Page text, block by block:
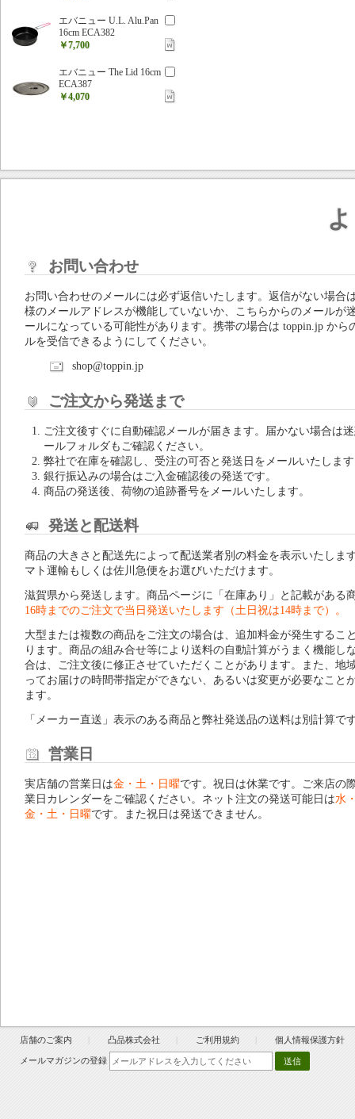
エバニュー U.L. Alu.Pan
16cm ECA382
￥7,700
エバニュー The Lid 16cm
ECA387
￥4,070
お問い合わせ
お問い合わせのメールには必ず返信いたします。返信がない場合
様のメールアドレスが機能していないか、こちらからのメールが
ールになっている可能性があります。携帯の場合は toppin.jp から
ルを受信できるようにしてください。
shop@toppin.jp
ご注文から発送まで
ご注文後すぐに自動確認メールが届きます。届かない場合は
ールフォルダもご確認ください。
弊社で在庫を確認し、受注の可否と発送日をメールいたしま
銀行振込みの場合はご入金確認後の発送です。
商品の発送後、荷物の追跡番号をメールいたします。
発送と配送料
商品の大きさと配送先によって配送業者別の料金を表示いたしま
マト運輸もしくは佐川急便をお選びいただけます。
滋賀県から発送します。商品ページに「在庫あり」と記載がある
16時までのご注文で当日発送いたします（土日祝は14時まで）。
大型または複数の商品をご注文の場合は、追加料金が発生するこ
ります。商品の組み合せ等により送料の自動計算がうまく機能し
合は、ご注文後に修正させていただくことがあります。また、地
ってお届けの時間帯指定ができない、あるいは変更が必要なこと
ます。
「メーカー直送」表示のある商品と弊社発送品の送料は別計算で
営業日
実店舗の営業日は金・土・日曜です。祝日は休業です。ご来店の
業日カレンダーをご確認ください。ネット注文の発送可能日は水
金・土・日曜です。また祝日は発送できません。
店舗のご案内 凸品株式会社 ご利用規約 個人情報保護方針
メールマガジンの登録 送信